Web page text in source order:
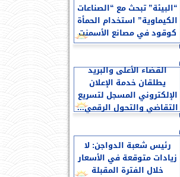
“البيئة” تبحث مع “الصناعات
الكيماوية” استخدام الحمأة
كوقود في مصانع الأسمنت
القضاء الأعلى والبريد
يطلقان خدمة الإعلان
الإلكتروني المسجل لتسريع
التقاضي والتحول الرقمي...
رئيس شعبة الدواجن: لا
زيادات متوقعة في الأسعار
خلال الفترة المقبلة